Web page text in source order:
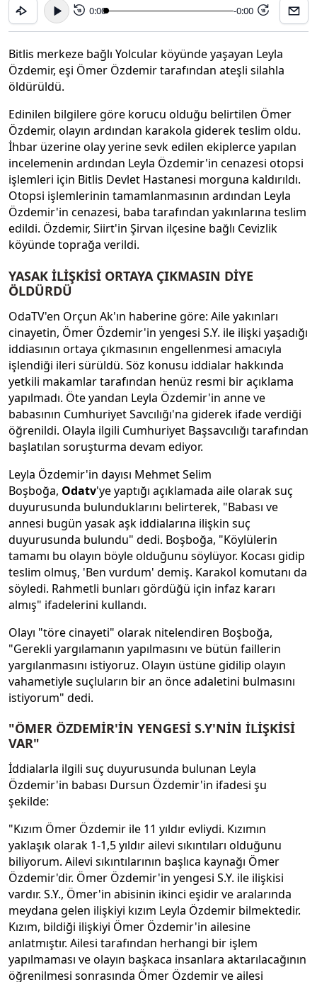
15 0:00 -0:00 15
Bitlis merkeze bağlı Yolcular köyünde yaşayan Leyla
Özdemir, eşi Ömer Özdemir tarafından ateşli silahla
öldürüldü.
Edinilen bilgilere göre korucu olduğu belirtilen Ömer
Özdemir, olayın ardından karakola giderek teslim oldu.
İhbar üzerine olay yerine sevk edilen ekiplerce yapılan
incelemenin ardından Leyla Özdemir'in cenazesi otopsi
işlemleri için Bitlis Devlet Hastanesi morguna kaldırıldı.
Otopsi işlemlerinin tamamlanmasının ardından Leyla
Özdemir'in cenazesi, baba tarafından yakınlarına teslim
edildi. Özdemir, Siirt'in Şirvan ilçesine bağlı Cevizlik
köyünde toprağa verildi.
YASAK İLİŞKİSİ ORTAYA ÇIKMASIN DİYE
ÖLDÜRDÜ
OdaTV'en Orçun Ak'ın haberine göre: Aile yakınları
cinayetin, Ömer Özdemir'in yengesi S.Y. ile ilişki yaşadığı
iddiasının ortaya çıkmasının engellenmesi amacıyla
işlendiği ileri sürüldü. Söz konusu iddialar hakkında
yetkili makamlar tarafından henüz resmi bir açıklama
yapılmadı. Öte yandan Leyla Özdemir'in anne ve
babasının Cumhuriyet Savcılığı'na giderek ifade verdiği
öğrenildi. Olayla ilgili Cumhuriyet Başsavcılığı tarafından
başlatılan soruşturma devam ediyor.
Leyla Özdemir'in dayısı Mehmet Selim
Boşboğa, Odatv'ye yaptığı açıklamada aile olarak suç
duyurusunda bulunduklarını belirterek, "Babası ve
annesi bugün yasak aşk iddialarına ilişkin suç
duyurusunda bulundu" dedi. Boşboğa, "Köylülerin
tamamı bu olayın böyle olduğunu söylüyor. Kocası gidip
teslim olmuş, 'Ben vurdum' demiş. Karakol komutanı da
söyledi. Rahmetli bunları gördüğü için infaz kararı
almış" ifadelerini kullandı.
Olayı "töre cinayeti" olarak nitelendiren Boşboğa,
"Gerekli yargılamanın yapılmasını ve bütün faillerin
yargılanmasını istiyoruz. Olayın üstüne gidilip olayın
vahametiyle suçluların bir an önce adaletini bulmasını
istiyorum" dedi.
"ÖMER ÖZDEMİR'İN YENGESİ S.Y'NİN İLİŞKİSİ
VAR"
İddialarla ilgili suç duyurusunda bulunan Leyla
Özdemir'in babası Dursun Özdemir'in ifadesi şu
şekilde:
"Kızım Ömer Özdemir ile 11 yıldır evliydi. Kızımın
yaklaşık olarak 1-1,5 yıldır ailevi sıkıntıları olduğunu
biliyorum. Ailevi sıkıntılarının başlıca kaynağı Ömer
Özdemir'dir. Ömer Özdemir'in yengesi S.Y. ile ilişkisi
vardır. S.Y., Ömer'in abisinin ikinci eşidir ve aralarında
meydana gelen ilişkiyi kızım Leyla Özdemir bilmektedir.
Kızım, bildiği ilişkiyi Ömer Özdemir'in ailesine
anlatmıştır. Ailesi tarafından herhangi bir işlem
yapılmaması ve olayın başkaca insanlara aktarılacağının
öğrenilmesi sonrasında Ömer Özdemir ve ailesi